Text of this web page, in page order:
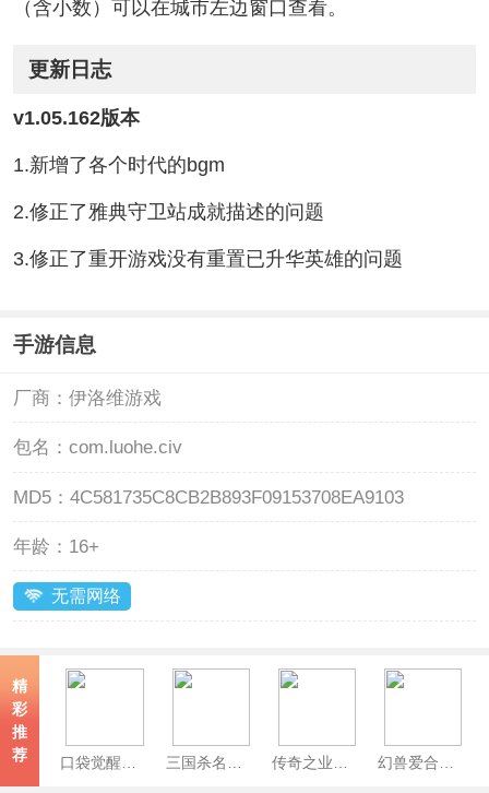
（含小数）可以在城市左边窗口查看。
更新日志
v1.05.162版本
1.新增了各个时代的bgm
2.修正了雅典守卫站成就描述的问题
3.修正了重开游戏没有重置已升华英雄的问题
手游信息
厂商： 伊洛维游戏
包名： com.luohe.civ
MD5： 4C581735C8CB2B893F09153708EA9103
年龄： 16+
无需网络
精
彩
推
荐
口袋觉醒官方正版手游 三国杀名将传官方正版 传奇之业官方正版 幻兽爱合成官方版